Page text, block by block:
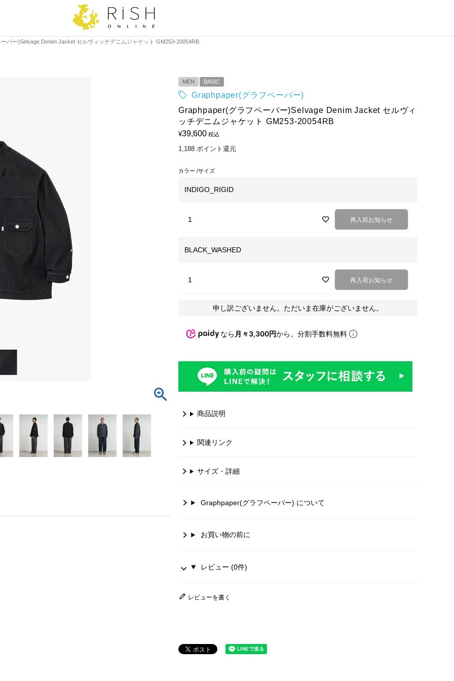
パー)Selvage Denim Jacket セルヴィッチデニムジャケット GM253-20054RB
MEN BASIC
Graphpaper(グラフペーパー)
Graphpaper(グラフペーパー)Selvage Denim Jacket セルヴィ
ッチデニムジャケット GM253-20054RB
¥39,600 税込
1,188 ポイント還元
カラー サイズ
INDIGO_RIGID
1 再入荷お知らせ
BLACK_WASHED
1 再入荷お知らせ
申し訳ございません。ただいま在庫がございません。
なら 月々3,300円から。分割手数料無料
商品説明
関連リンク
サイズ・詳細
Graphpaper(グラフペーパー) について
お買い物の前に
レビュー (0件)
レビューを書く